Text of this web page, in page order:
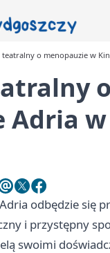
teatralny o menopauzie w
odbędzie się
i przystępny
swoimi